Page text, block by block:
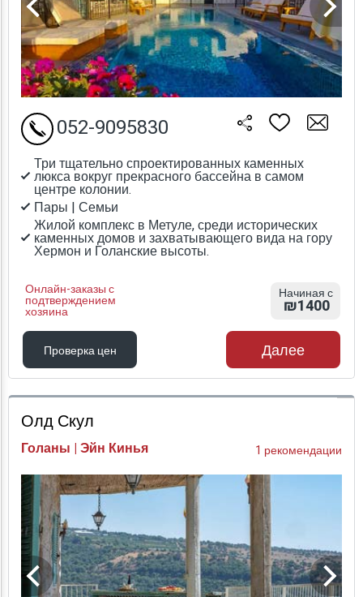
Три тщательно спроектированных каменных
люкса вокруг прекрасного бассейна в самом
центре колонии.
Пары | Семьи
Жилой комплекс в Метуле, среди исторических
каменных домов и захватывающего вида на гору
Хермон и Голанские высоты.
Онлайн-заказы с
подтверждением
хозяина
052-9095830
Начиная с
₪1400
Проверка цен
Проверка цен
Далее
Олд Скул
Голаны | Эйн Кинья 1 рекомендации